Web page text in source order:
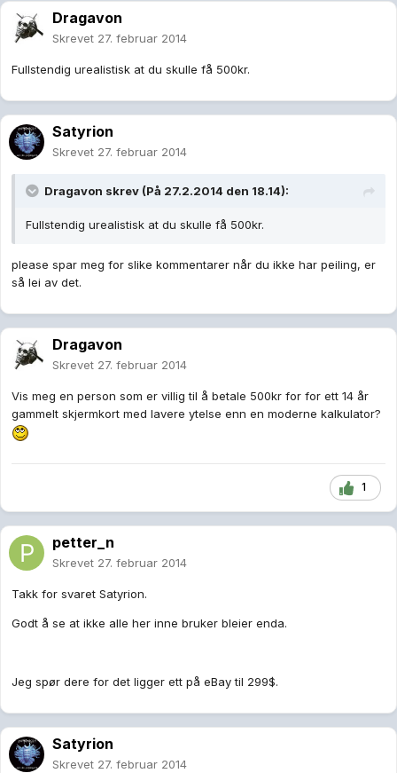
Dragavon
Skrevet 27. februar 2014
Fullstendig urealistisk at du skulle få 500kr.
Satyrion
Skrevet 27. februar 2014
Dragavon skrev (På 27.2.2014 den 18.14):
Fullstendig urealistisk at du skulle få 500kr.
please spar meg for slike kommentarer når du ikke har peiling, er
så lei av det.
Dragavon
Skrevet 27. februar 2014
Vis meg en person som er villig til å betale 500kr for for ett 14 år
gammelt skjermkort med lavere ytelse enn en moderne kalkulator?
1
petter_n
Skrevet 27. februar 2014
Takk for svaret Satyrion.
Godt å se at ikke alle her inne bruker bleier enda.
Jeg spør dere for det ligger ett på eBay til 299$.
Satyrion
Skrevet 27. februar 2014